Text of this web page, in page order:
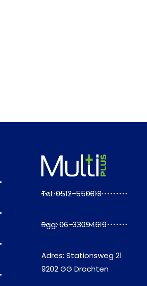
Tel: 0512-550818
Bgg: 06-33094619
Adres: Stationsweg 21
9202 GG Drachten